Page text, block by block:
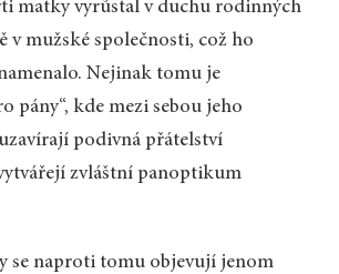
matky vyrůstal v duchu rodinných
v mužské společnosti, což ho
Nejinak tomu je
pány“, kde mezi sebou jeho
podivná přátelství
zvláštní panoptikum
se naproti tomu objevují jenom